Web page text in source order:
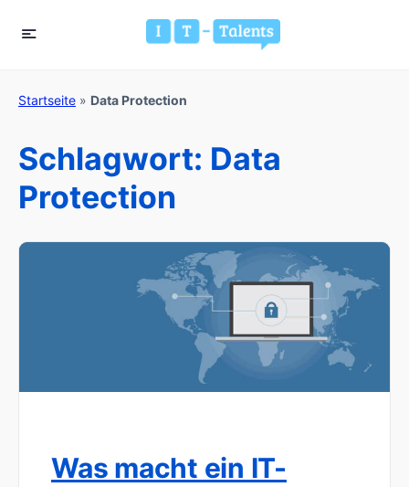
Startseite » Data Protection
Schlagwort: Data
Protection
Was macht ein IT-